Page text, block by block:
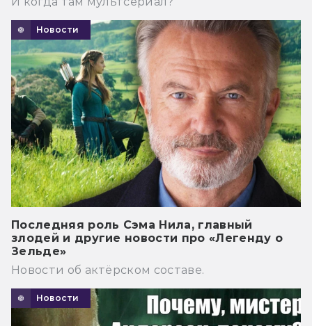
Новости
Последняя роль Сэма Нила, главный
злодей и другие новости про «Легенду о
Зельде»
Новости об актёрском составе.
Новости